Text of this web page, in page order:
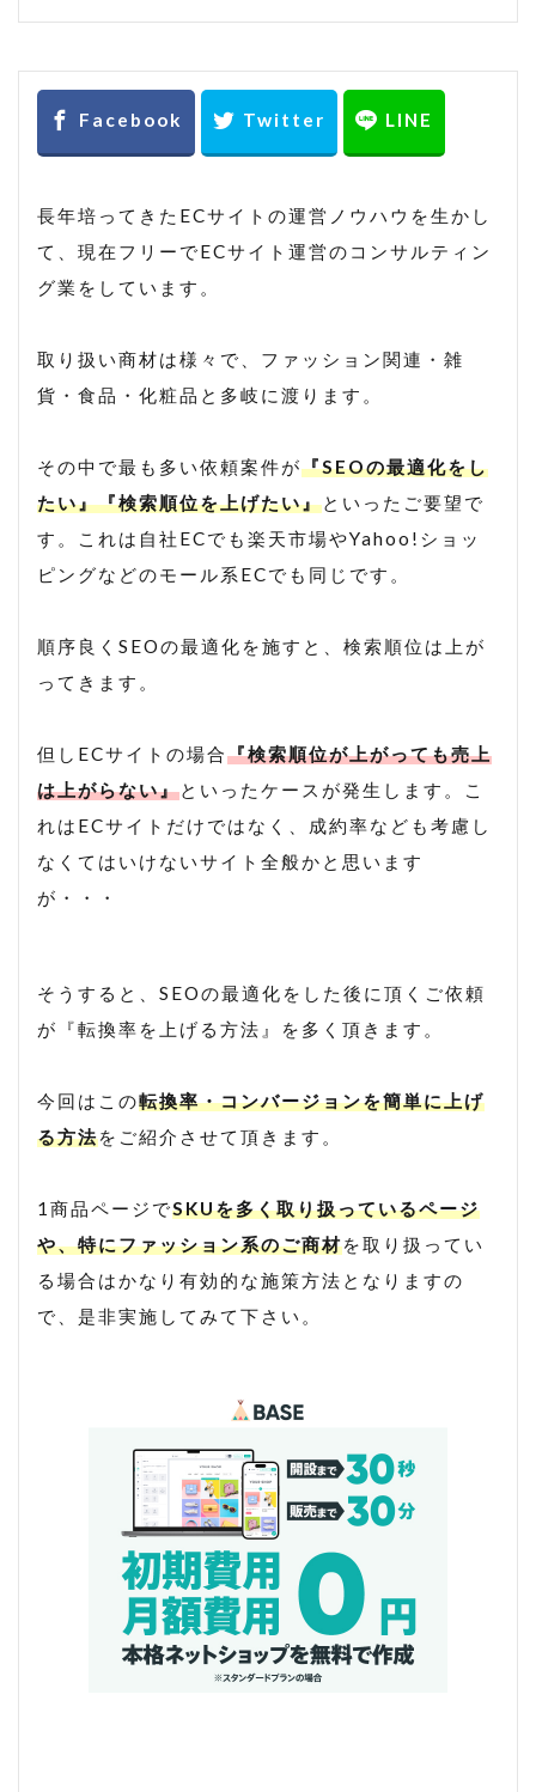
長年培ってきたECサイトの運営ノウハウを生かし
て、現在フリーでECサイト運営のコンサルティン
グ業をしています。
取り扱い商材は様々で、ファッション関連・雑
貨・食品・化粧品と多岐に渡ります。
その中で最も多い依頼案件が『SEOの最適化をし
たい』『検索順位を上げたい』といったご要望で
す。これは自社ECでも楽天市場やYahoo!ショッ
ピングなどのモール系ECでも同じです。
順序良くSEOの最適化を施すと、検索順位は上が
ってきます。
但しECサイトの場合『検索順位が上がっても売上
は上がらない』といったケースが発生します。こ
れはECサイトだけではなく、成約率なども考慮し
なくてはいけないサイト全般かと思います
が・・・
そうすると、SEOの最適化をした後に頂くご依頼
が『転換率を上げる方法』を多く頂きます。
今回はこの転換率・コンバージョンを簡単に上げ
る方法をご紹介させて頂きます。
1商品ページでSKUを多く取り扱っているページ
や、特にファッション系のご商材を取り扱ってい
る場合はかなり有効的な施策方法となりますの
で、是非実施してみて下さい。
タイムセール データベース データ分析
データ解析 トップページ ネット通販
ブラックフライデー ブートストラップ
ヤフーショッピング
ヤフーショッピング 売れるコツ
ヤフーショッピング 売上
ラ・クーポン レスポンシブ ワンタリフ
出店者組合 分析ツール 商品データ
商品ページ 商品説明 売上分析
広告 改造 文字数オーバー 料率
料率設定 期間設定 検索ロジック
楽天 seo アルゴリズム
楽天 コンサル 楽天 ショップ 解説
楽天 検索 上位 楽天 検索ボリューム
楽天SEO対策 楽天クーポン 楽天サーチ
楽天ユニオン 楽天市場
楽天検索キーワード 楽天検索順位チェック
裏コード 裏技 販売方法 販売期間
転換率 送料改定 通販サイト